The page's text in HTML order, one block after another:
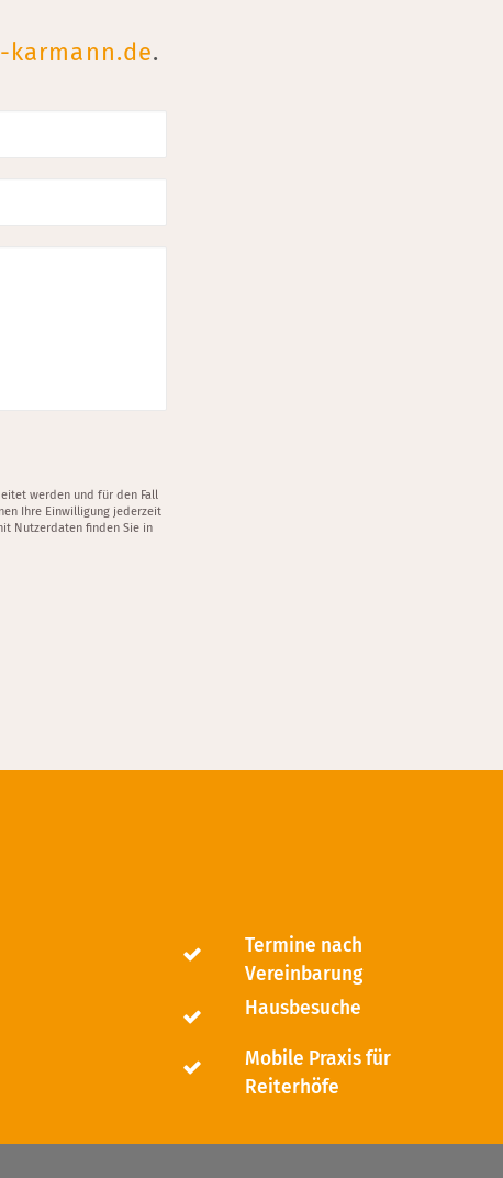
.
werden und für den Fall
Ihre Einwilligung jederzeit
Nutzerdaten finden Sie in
Termine nach
Vereinbarung
Hausbesuche
Mobile Praxis für
Reiterhöfe